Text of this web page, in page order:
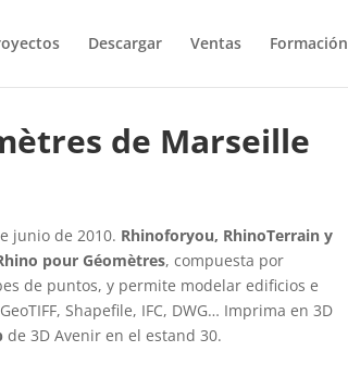
Descargar Ventas Formación
de Marseille
junio de 2010. Rhinoforyou, RhinoTerrain y
pour Géomètres, compuesta por
de puntos, y permite modelar edificios e
Shapefile, IFC, DWG… Imprima en 3D
de 3D Avenir en el estand 30.